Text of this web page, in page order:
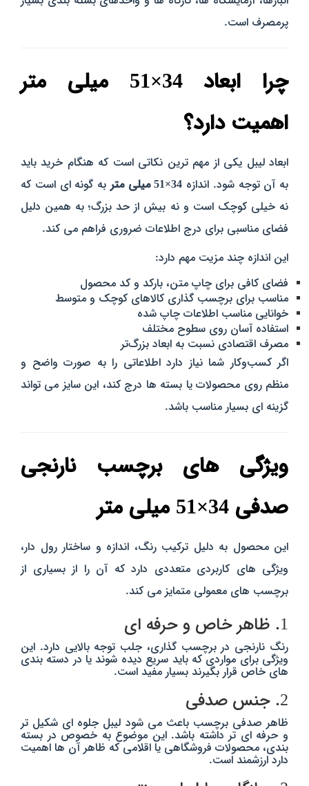
پرمصرف است.
چرا ابعاد 34×51 میلی‌ متر
اهمیت دارد؟
ابعاد لیبل یکی از مهم‌ ترین نکاتی است که هنگام خرید باید
به آن توجه شود. اندازه 34×51 میلی‌ متر
به‌ گونه‌ ای است که
نه خیلی کوچک است و نه بیش از حد بزرگ؛ به همین دلیل
فضای مناسبی برای درج اطلاعات ضروری فراهم می‌ کند.
این اندازه چند مزیت مهم دارد:
فضای کافی برای چاپ متن، بارکد و کد محصول
مناسب برای برچسب‌ گذاری کالاهای کوچک و متوسط
خوانایی مناسب اطلاعات چاپ‌ شده
استفاده آسان روی سطوح مختلف
مصرف اقتصادی نسبت به ابعاد بزرگ‌تر
اگر کسب‌وکار شما نیاز دارد اطلاعاتی را به‌ صورت واضح و
منظم روی محصولات یا بسته‌ ها درج کند، این سایز می‌ تواند
گزینه‌ ای بسیار مناسب باشد.
ویژگی‌ های برچسب نارنجی
صدفی 34×51 میلی‌ متر
این محصول به دلیل ترکیب رنگ، اندازه و ساختار رول‌ دار،
ویژگی‌ های کاربردی متعددی دارد که آن را از بسیاری از
برچسب‌ های معمولی متمایز می‌ کند.
1. ظاهر خاص و حرفه‌ ای
رنگ نارنجی در برچسب‌ گذاری، جلب توجه بالایی دارد. این
ویژگی برای مواردی که باید سریع دیده شوند یا در دسته‌ بندی‌
های خاص قرار بگیرند بسیار مفید است.
2. جنس صدفی
ظاهر صدفی برچسب باعث می‌ شود لیبل جلوه‌ ای شکیل‌ تر
و حرفه‌ ای‌ تر داشته باشد. این موضوع به‌ خصوص در بسته‌
بندی، محصولات فروشگاهی یا اقلامی که ظاهر آن‌ ها اهمیت
دارد ارزشمند است.